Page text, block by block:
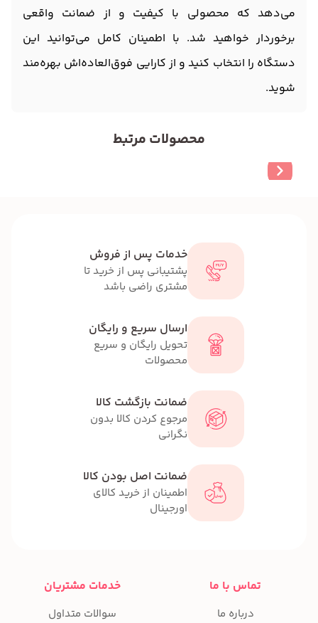
می‌دهد که محصولی با کیفیت و از ضمانت واقعی
برخوردار خواهید شد. با اطمینان کامل می‌توانید این
دستگاه را انتخاب کنید و از کارایی فوق‌العاده‌اش بهره‌مند
شوید.
محصولات مرتبط
خدمات پس از فروش
پشتیبانی پس از خرید تا
مشتری راضی باشد
ارسال سریع و رایگان
تحویل رایگان و سریع
محصولات
ضمانت بازگشت کالا
مرجوع کردن کالا بدون
نگرانی
ضمانت اصل بودن کالا
اطمینان از خرید کالای
اورجینال
تماس با ما
درباره ما
خدمات مشتریان
سوالات متداول